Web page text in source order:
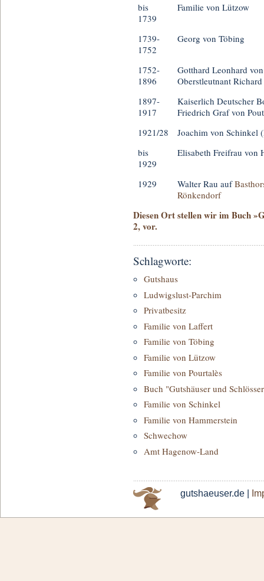
bis
1739
Familie von Lützow
1739-
1752
Georg von Töbing
1752-
1896
Gotthard Leonhard
Oberstleutnant
1897-
1917
Kaiserlich Deutscher
Friedrich Graf von
1921/28
Joachim von Schinkel
bis
1929
Elisabeth Freifrau von
1929 Walter Rau auf
Rönkendorf
Diesen Ort stellen wir im Buch
2, vor.
Schlagworte:
Gutshaus
Ludwigslust-Parchim
Privatbesitz
Familie von Laffert
Familie von Töbing
Familie von Lützow
Familie von Pourtalès
Buch "Gutshäuser und
Familie von Schinkel
Familie von Hammerstein
Schwechow
Amt Hagenow-Land
gutshaeuser.de |